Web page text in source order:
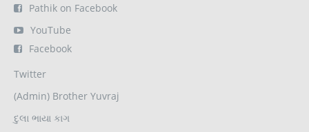
Pathik on Facebook
YouTube
Facebook
Twitter
(Admin) Brother Yuvraj
દુલા ભાયા કાગ